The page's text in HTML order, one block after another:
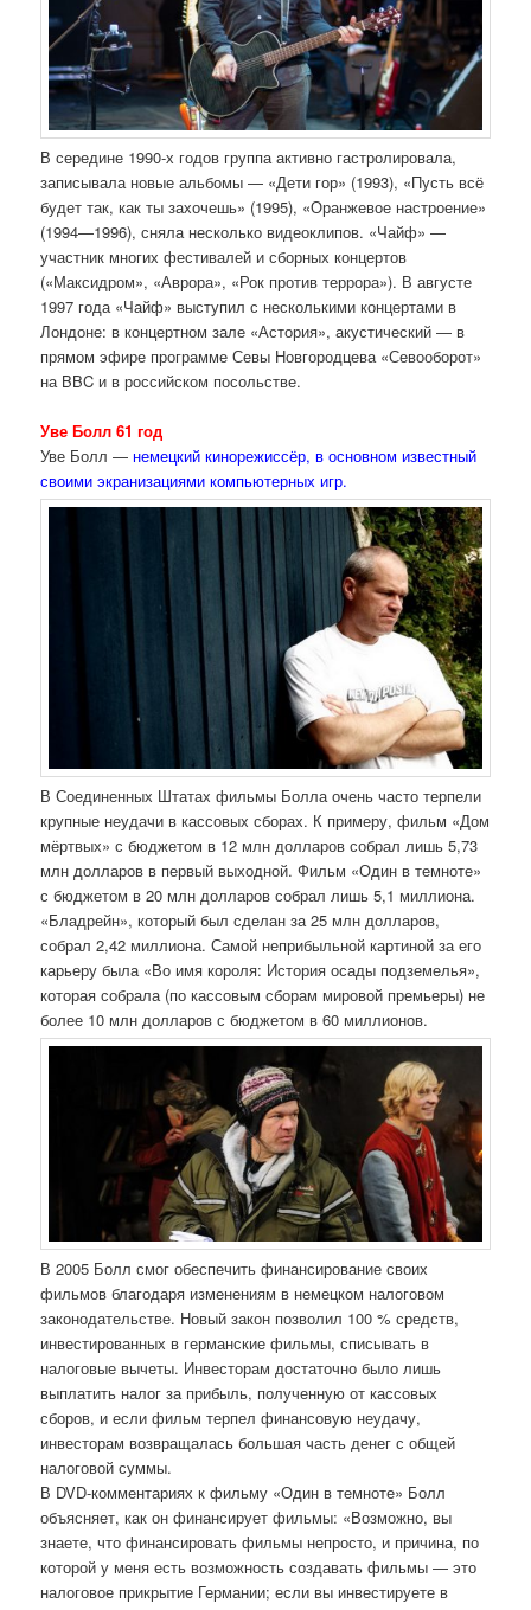
В середине 1990-х годов группа активно гастролировала,
записывала новые альбомы — «Дети гор» (1993), «Пусть всё
будет так, как ты захочешь» (1995), «Оранжевое настроение»
(1994—1996), сняла несколько видеоклипов. «Чайф» —
участник многих фестивалей и сборных концертов
(«Максидром», «Аврора», «Рок против террора»). В августе
1997 года «Чайф» выступил с несколькими концертами в
Лондоне: в концертном зале «Астория», акустический — в
прямом эфире программе Севы Новгородцева «Севооборот»
на BBC и в российском посольстве.
Уве Болл 61 год
Уве Болл —немецкий кинорежиссёр, в основном известный
своими экранизациями компьютерных игр.
В Соединенных Штатах фильмы Болла очень часто терпели
крупные неудачи в кассовых сборах. К примеру, фильм «Дом
мёртвых» с бюджетом в 12 млн долларов собрал лишь 5,73
млн долларов в первый выходной. Фильм «Один в темноте»
с бюджетом в 20 млн долларов собрал лишь 5,1 миллиона.
«Бладрейн», который был сделан за 25 млн долларов,
собрал 2,42 миллиона. Самой неприбыльной картиной за его
карьеру была «Во имя короля: История осады подземелья»,
которая собрала (по кассовым сборам мировой премьеры) не
более 10 млн долларов с бюджетом в 60 миллионов.
В 2005 Болл смог обеспечить финансирование своих
фильмов благодаря изменениям в немецком налоговом
законодательстве. Новый закон позволил 100 % средств,
инвестированных в германские фильмы, списывать в
налоговые вычеты. Инвесторам достаточно было лишь
выплатить налог за прибыль, полученную от кассовых
сборов, и если фильм терпел финансовую неудачу,
инвесторам возвращалась большая часть денег с общей
налоговой суммы.
В DVD-комментариях к фильму «Один в темноте» Болл
объясняет, как он финансирует фильмы: «Возможно, вы
знаете, что финансировать фильмы непросто, и причина, по
которой у меня есть возможность создавать фильмы — это
налоговое прикрытие Германии; если вы инвестируете в